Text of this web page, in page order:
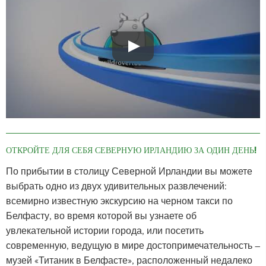
ОТКРОЙТЕ ДЛЯ СЕБЯ СЕВЕРНУЮ ИРЛАНДИЮ ЗА ОДИН ДЕНЬ!
По прибытии в столицу Северной Ирландии вы можете
выбрать одно из двух удивительных развлечений:
всемирно известную экскурсию на черном такси по
Белфасту, во время которой вы узнаете об
увлекательной истории города, или посетить
современную, ведущую в мире достопримечательность –
музей «Титаник в Белфасте», расположенный недалеко